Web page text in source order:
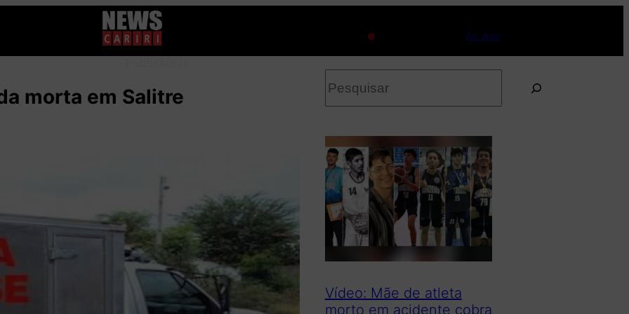
Ao Vivo
morta em Salitre
u
i
s
a
Vídeo: Mãe de atleta
morto em acidente cobra